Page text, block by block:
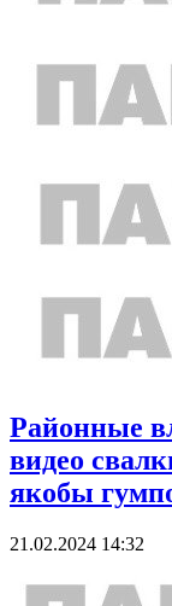
Районные
видео
якобы
21.02.2024 14:32